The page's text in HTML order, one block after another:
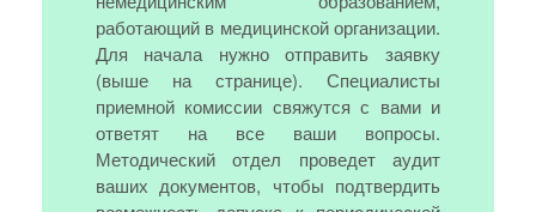
работающий в медицинской организации.
Для начала нужно отправить заявку
(выше на странице). Специалисты
приемной комиссии свяжутся с вами и
ответят на все ваши вопросы.
Методический отдел проведет аудит
ваших документов, чтобы подтвердить